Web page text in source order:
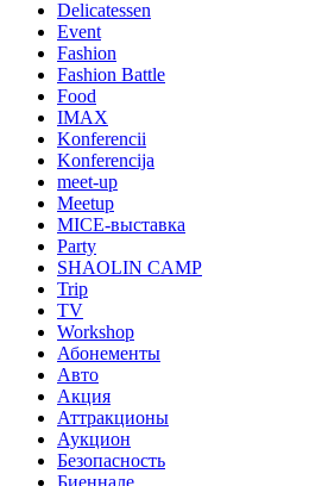
Delicatessen
Event
Fashion
Fashion Battle
Food
IMAX
Konferencii
Konferencija
meet-up
Meetup
MICE-выставка
Party
SHAOLIN CAMP
Trip
TV
Workshop
Абонементы
Авто
Акция
Аттракционы
Аукцион
Безопасность
Биеннале